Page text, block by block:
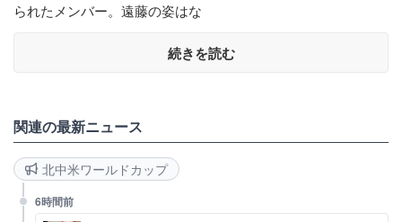
られたメンバー。遠藤の姿はな
続きを読む
関連の最新ニュース
北中米ワールドカップ
6時間前